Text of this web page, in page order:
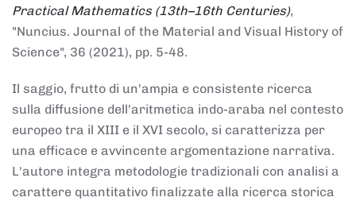
Practical Mathematics (13th–16th Centuries),
"Nuncius. Journal of the Material and Visual History of
Science", 36 (2021), pp. 5-48.
Il saggio, frutto di un'ampia e consistente ricerca
sulla diffusione dell'aritmetica indo-araba nel contesto
europeo tra il XIII e il XVI secolo, si caratterizza per
una efficace e avvincente argomentazione narrativa.
L'autore integra metodologie tradizionali con analisi a
carattere quantitativo finalizzate alla ricerca storica